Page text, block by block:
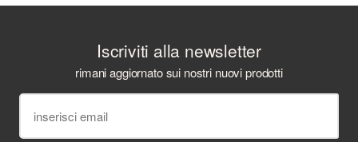
Iscriviti alla newsletter
rimani aggiornato sui nostri nuovi prodotti